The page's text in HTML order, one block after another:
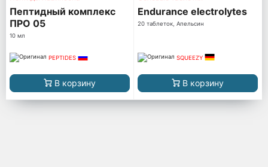
Пептидный комплекс
ПРО 05
10 мл
PEPTIDES
В корзину
Endurance electrolytes
20 таблеток, Апельсин
SQUEEZY
В корзину